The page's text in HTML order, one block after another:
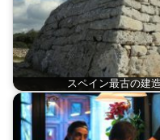
スペイン最古の建